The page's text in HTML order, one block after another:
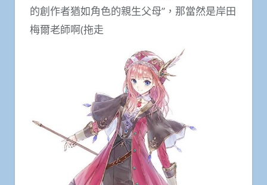
的創作者猶如角色的親生父母”，那當然是岸田
梅爾老師啊(拖走